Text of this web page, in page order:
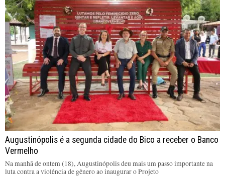
Augustinópolis é a segunda cidade do Bico a receber o Banco
Vermelho
Na manhã de ontem (18), Augustinópolis deu mais um passo importante na
luta contra a violência de gênero ao inaugurar o Projeto